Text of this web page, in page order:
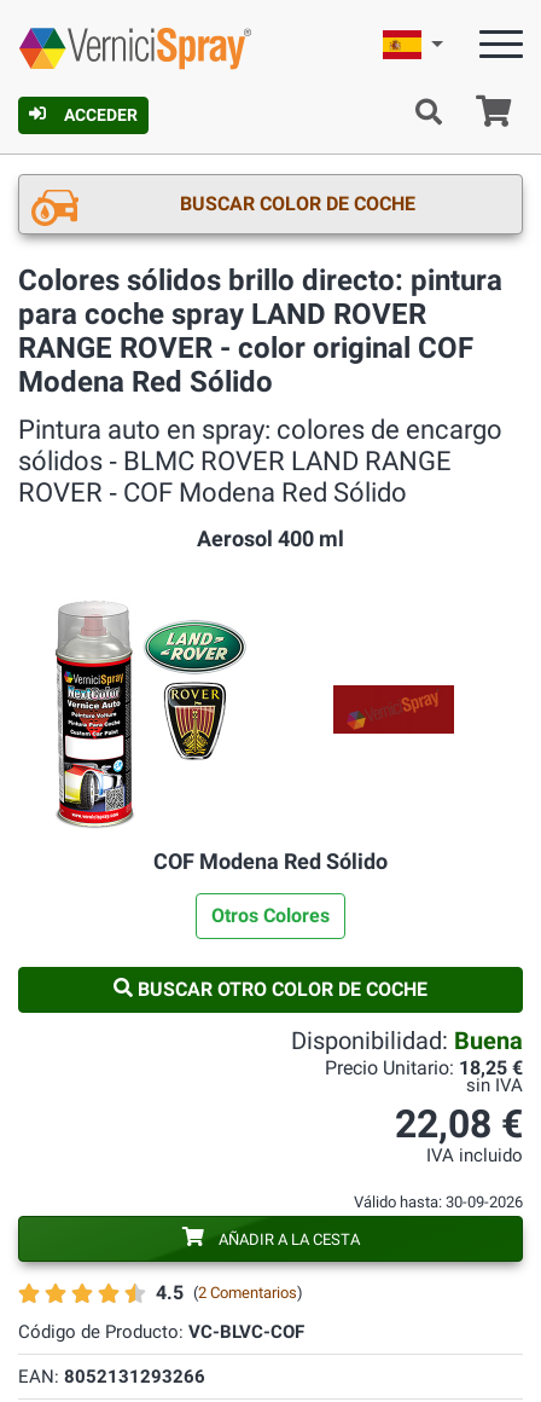
ACCEDER
Español
BUSCAR COLOR DE COCHE
Colores sólidos brillo directo: pintura
para coche spray LAND ROVER
RANGE ROVER - color original COF
Modena Red Sólido
Pintura auto en spray: colores de encargo
sólidos ‐ BLMC ROVER LAND RANGE
ROVER ‐ COF Modena Red Sólido
Aerosol 400 ml
COF Modena Red Sólido
Otros Colores
BUSCAR OTRO COLOR DE COCHE
4.5 (2 Comentarios)
Código de Producto: VC-BLVC-COF
EAN: 8052131293266
Disponibilidad: Buena
Precio Unitario: 18,25 €
sin IVA
22,08 €
IVA incluido
Válido hasta: 30-09-2026
AÑADIR A LA CESTA